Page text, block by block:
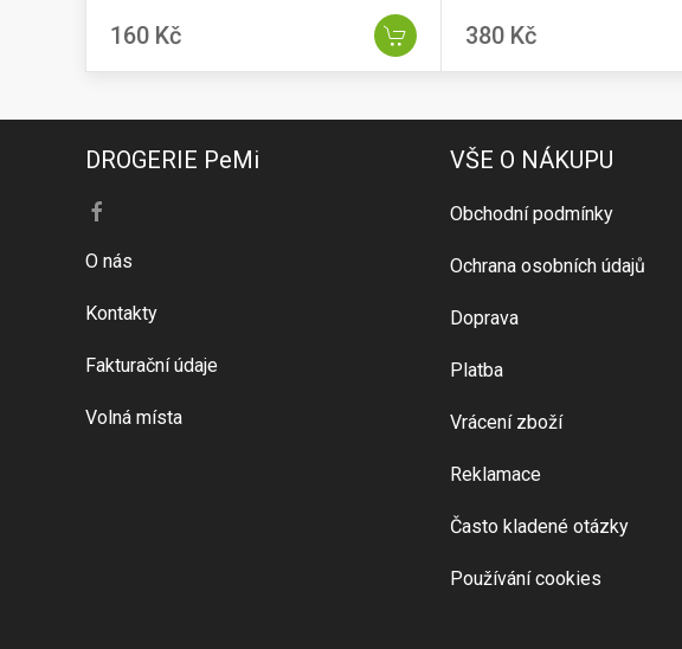
160 Kč 380 Kč
DROGERIE PeMi
O nás
Kontakty
Fakturační údaje
Volná místa
VŠE O NÁKUPU
Obchodní podmínky
Ochrana osobních údajů
Doprava
Platba
Vrácení zboží
Reklamace
Často kladené otázky
Používání cookies